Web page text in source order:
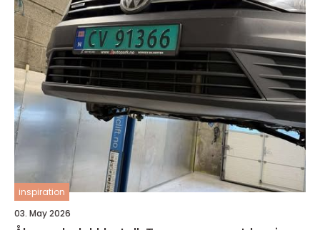
inspiration
03. May 2026